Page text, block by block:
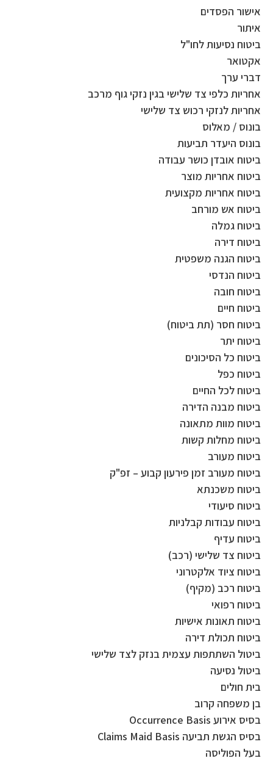
אישור הפסדים
איתור
ביטוח נסיעות לחו"ל
אקטואר
דברי ערך
אחריות כלפי צד שלישי בגין נזקי גוף מרכב
אחריות לנזקי רכוש צד שלישי
בונוס / מאלוס
בונוס היעדר תביעות
ביטוח אובדן כושר עבודה
ביטוח אחריות מוצר
ביטוח אחריות מקצועית
ביטוח אש מורחב
ביטוח גמלה
ביטוח דירה
ביטוח הגנה משפטית
ביטוח הנדסי
ביטוח חובה
ביטוח חיים
ביטוח חסר (תת ביטוח)
ביטוח יתר
ביטוח כל הסיכונים
ביטוח כפל
ביטוח לכל החיים
ביטוח מבנה הדירה
ביטוח מוות מתאונה
ביטוח מחלות קשות
ביטוח מעורב
ביטוח מעורב זמן פירעון קבוע – זפ"ק
ביטוח משכנתא
ביטוח סיעודי
ביטוח עבודות קבלניות
ביטוח עדיף
ביטוח צד שלישי (רכב)
ביטוח ציוד אלקטרוני
ביטוח רכב (מקיף)
ביטוח רפואי
ביטוח תאונות אישיות
ביטוח תכולת דירה
ביטול השתתפות עצמית בנזק לצד שלישי
ביטול נסיעה
בית חולים
בן משפחה קרוב
בסיס אירוע Occurrence Basis
בסיס הגשת תביעה Claims Maid Basis
בעל הפוליסה